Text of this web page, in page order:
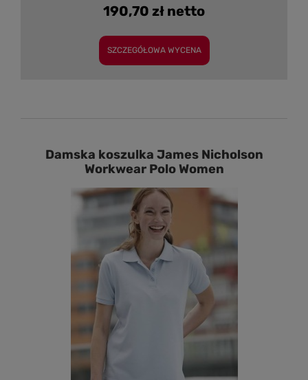
190,70 zł netto
SZCZEGÓŁOWA WYCENA
Damska koszulka James Nicholson
Workwear Polo Women